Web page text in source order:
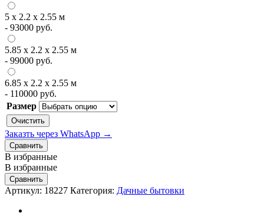
5 х 2.2 х 2.55 м
- 93000 руб.
5.85 х 2.2 х 2.55 м
- 99000 руб.
6.85 х 2.2 х 2.55 м
- 110000 руб.
Размер
Очистить
Заказть через WhatsApp →
Сравнить
В избранные
В избранные
Сравнить
Артикул: 18227 Категория: Дачные бытовки